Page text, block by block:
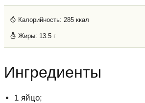
Калорийность: 285 ккал
Жиры: 13.5 г
Ингредиенты
1 яйцо;